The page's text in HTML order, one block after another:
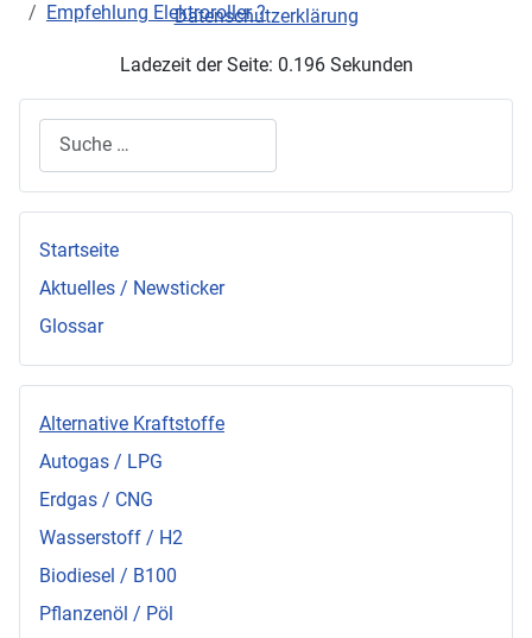
Empfehlung Elektroroller ?
Ladezeit der Seite: 0.196 Sekunden
Startseite
Aktuelles / Newsticker
Glossar
Alternative Kraftstoffe
Autogas / LPG
Erdgas / CNG
Wasserstoff / H2
Biodiesel / B100
Pflanzenöl / Pöl
Datenschutzerklärung